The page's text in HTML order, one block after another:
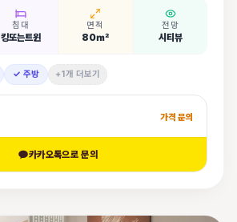
침대
킹또는트윈
면적
80㎡
전망
시티뷰
✓ 주방 +1개 더보기
가격 문의
카카오톡으로 문의